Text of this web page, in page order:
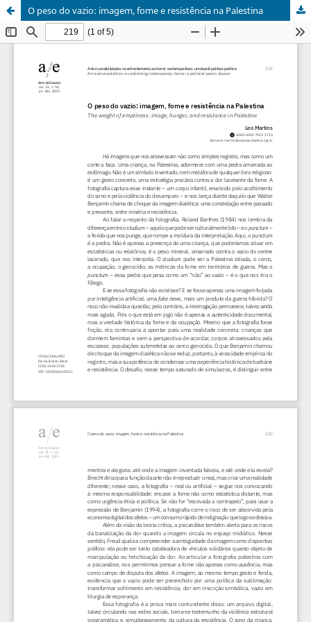
O peso do vazio: imagem, fome e resistência na Palestina